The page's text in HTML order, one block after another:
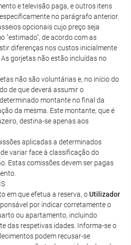
e televisão paga, e outros itens
no parágrafo anterior.
opcionais cujo preço seja
"estimado", de acordo com as
diferenças nos custos inicialmente
gorjetas não estão incluídas no
não são voluntárias e, no início do
de que deverá assumir o
montante no final da
da mesma. Este montante, que é
destina-se apenas aos
aplicadas a determinados
variar face à classificação do
Estas comissões devem ser pagas
em que efetua a reserva, oUtilizador
por indicar corretamente o
ou apartamento, incluindo
das respetivas idades. Informa-se o
podem recusar-se